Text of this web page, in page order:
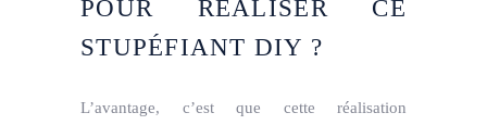
POUR RÉALISER CE
STUPÉFIANT DIY ?
L’avantage, c’est que cette réalisation